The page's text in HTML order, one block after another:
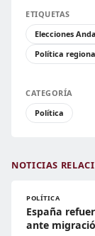
ETIQUETAS
Elecciones
Política
CATEGORÍA
Política
NOTICIAS
POLÍTICA
España
ante